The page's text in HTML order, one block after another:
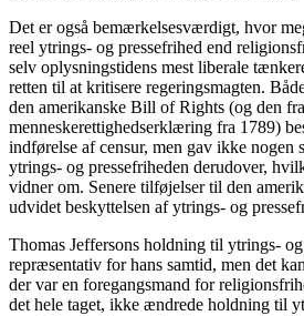
Det er også bemærkelsesværdigt, hvor
reel ytrings- og pressefrihed end
selv oplysningstidens mest liberale
retten til at kritisere regeringsmagten.
den amerikanske Bill of Rights (og den
menneskerettighedserklæring fra 1789)
indførelse af censur, men gav ikke nogen
ytrings- og pressefriheden derudover,
vidner om. Senere tilføjelser til den
udvidet beskyttelsen af ytrings- og
Thomas Jeffersons holdning til ytrings-
repræsentativ for hans samtid, men det
der var en foregangsmand for
det hele taget, ikke ændrede holdning til